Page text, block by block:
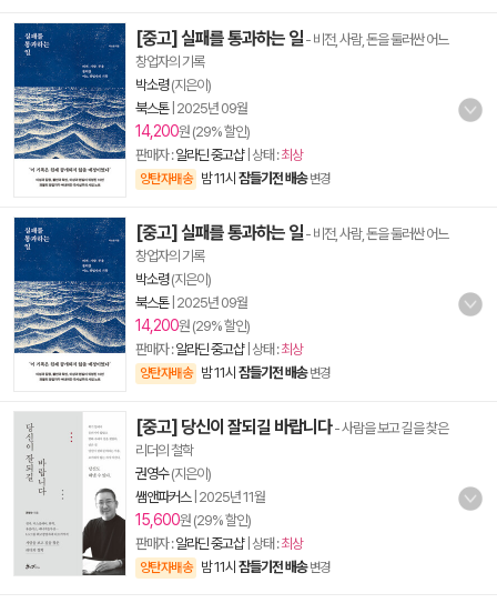
[중고] 실패를 통과하는 일 - 비전, 사람, 돈을 둘러싼 어느
창업자의 기록
박소령(지은이)
북스톤| 2025년 09월
14,200원 (29% 할인)
판매자 :알라딘 중고샵| 상태 :최상
양탄자배송 밤 11시 잠들기전 배송 변경
[중고] 실패를 통과하는 일 - 비전, 사람, 돈을 둘러싼 어느
창업자의 기록
박소령(지은이)
북스톤| 2025년 09월
14,200원 (29% 할인)
판매자 :알라딘 중고샵| 상태 :최상
양탄자배송 밤 11시 잠들기전 배송 변경
[중고] 당신이 잘되길 바랍니다- 사람을 보고 길을 찾은
리더의 철학
권영수(지은이)
쌤앤파커스| 2025년 11월
15,600원 (29% 할인)
판매자 :알라딘 중고샵| 상태 :최상
양탄자배송 밤 11시 잠들기전 배송 변경